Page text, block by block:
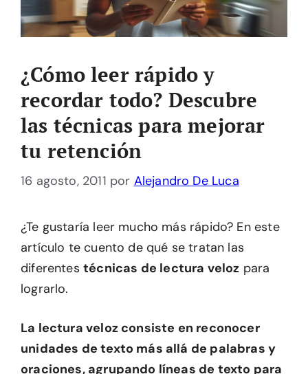
¿Cómo leer rápido y
recordar todo? Descubre
las técnicas para mejorar
tu retención
16 agosto, 2011 por Alejandro De Luca
¿Te gustaría leer mucho más rápido? En este
artículo te cuento de qué se tratan las
diferentes técnicas de lectura veloz para
lograrlo.
La lectura veloz consiste en reconocer
unidades de texto más allá de palabras y
oraciones, agrupando líneas de texto para